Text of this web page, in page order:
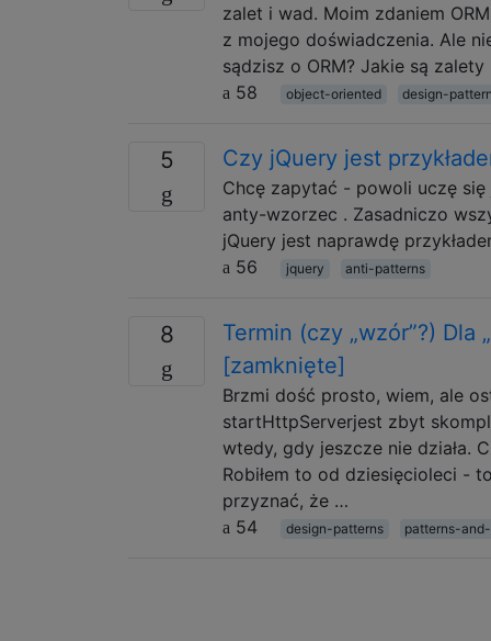
zalet i wad. Moim zdaniem
z mojego doświadczenia. Ale
sądzisz o ORM? Jakie są zalety
58
object-oriented design-
5 Czy jQuery jest
Chcę zapytać - powoli uczę się
anty-wzorzec . Zasadniczo
jQuery jest naprawdę
56
jquery anti-patterns
8
Termin (czy „wzór”?)
[zamknięte]
Brzmi dość prosto, wiem, ale
startHttpServerjest zbyt
wtedy, gdy jeszcze nie działa.
Robiłem to od dziesięcioleci -
przyznać, że …
54
design-patterns patterns-